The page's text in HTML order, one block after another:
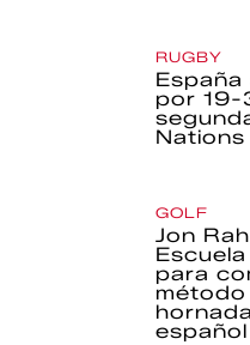
RUGBY
España
por 19-
Nations
GOLF
Jon
para
método
español